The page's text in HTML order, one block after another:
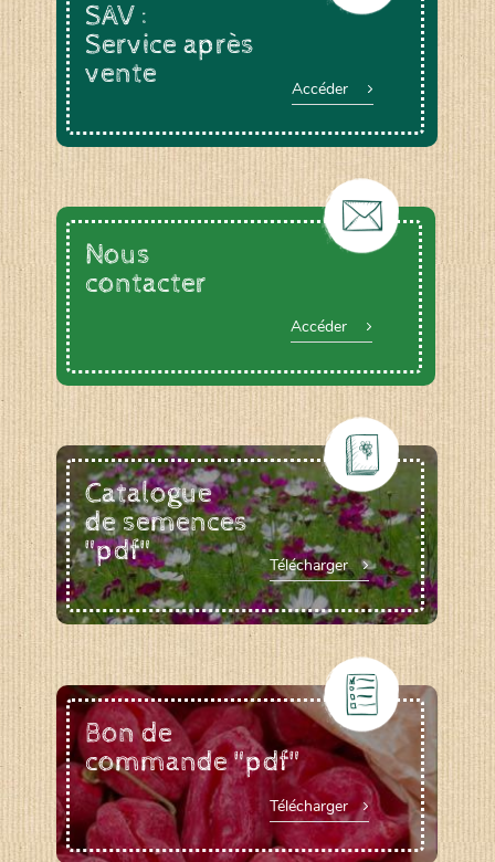
SAV :
Service après
vente
Accéder
Nous
contacter
Accéder
Catalogue
de semences
"pdf"
Télécharger
Bon de
commande "pdf"
Télécharger